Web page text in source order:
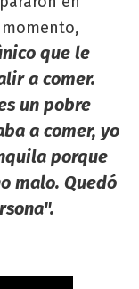
que le
a comer.
un pobre
a comer, yo
porque
malo. Quedó